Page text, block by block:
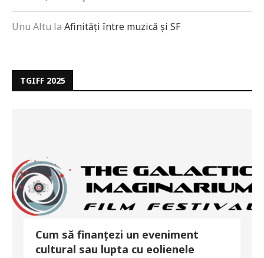
Unu Altu la Afinități între muzică și SF
TGIFF 2025
Cum să finanțezi un eveniment
cultural sau lupta cu eolienele